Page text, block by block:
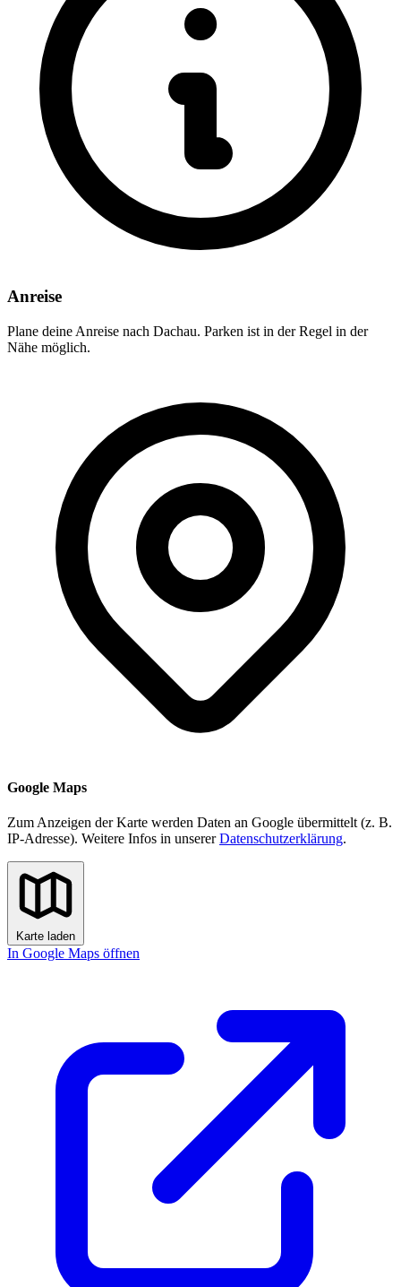
Anreise
Plane deine Anreise nach Dachau. Parken ist in der Regel in der
Nähe möglich.
Google Maps
Zum Anzeigen der Karte werden Daten an Google übermittelt (z. B.
IP-Adresse). Weitere Infos in unsererDatenschutzerklärung.
Karte laden
In Google Maps öffnen